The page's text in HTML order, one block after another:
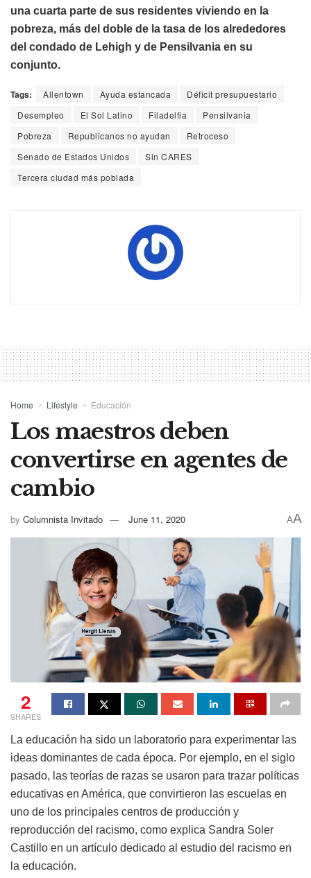
una cuarta parte de sus residentes viviendo en la
pobreza, más del doble de la tasa de los alrededores
del condado de Lehigh y de Pensilvania en su
conjunto.
Tags: Allentown Ayuda estancada
Déficit presupuestario
Desempleo
El Sol Latino Filadelfia
Pensilvania
Pobreza
Republicanos no ayudan
Retroceso
Senado de Estados Unidos
Sin CARES
Tercera ciudad más poblada
Home Lifestyle Educación
Los maestros deben
convertirse en agentes de
cambio
by Columnista Invitado June 11, 2020 AA
2
SHARES
La educación ha sido un laboratorio para experimentar las
ideas dominantes de cada época. Por ejemplo, en el siglo
pasado, las teorías de razas se usaron para trazar políticas
educativas en América, que convirtieron las escuelas en
uno de los principales centros de producción y
reproducción del racismo, como explica Sandra Soler
Castillo en un artículo dedicado al estudio del racismo en
la educación.